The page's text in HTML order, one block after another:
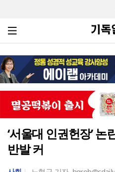
‘서울대 인권헌장’ 논
반발 커